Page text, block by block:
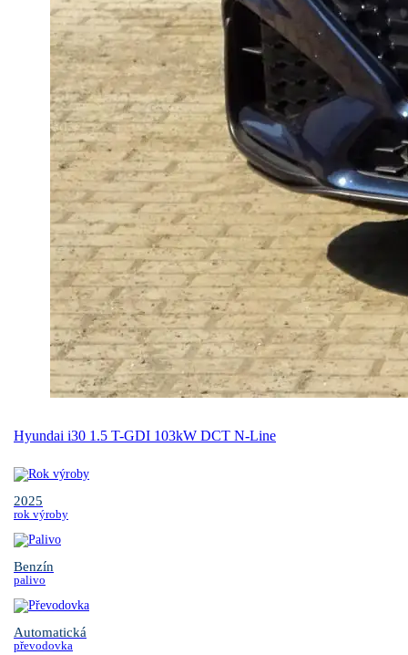
Hyundai i30 1.5 T-GDI 103kW DCT N-Line
2025
rok výroby
Benzín
palivo
Automatická
převodovka